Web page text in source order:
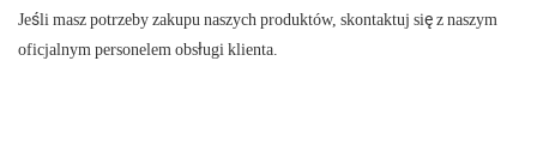
Jeśli masz potrzeby zakupu naszych produktów, skontaktuj się z naszym
oficjalnym personelem obsługi klienta.